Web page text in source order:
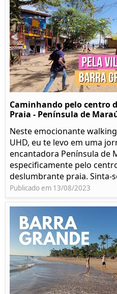
Caminhando pelo centro
Praia - Península de
Neste emocionante
UHD, eu te levo em uma
encantadora Península de
especificamente pelo
deslumbrante praia. Sinta-
Publicado em 13/08/2023